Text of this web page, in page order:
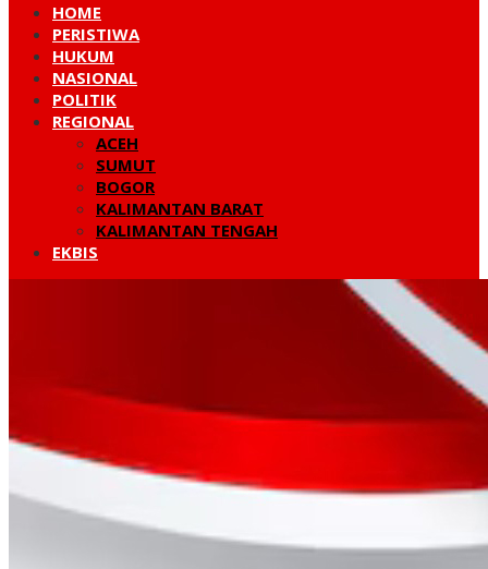
HOME
PERISTIWA
HUKUM
NASIONAL
POLITIK
REGIONAL
ACEH
SUMUT
BOGOR
KALIMANTAN BARAT
KALIMANTAN TENGAH
EKBIS